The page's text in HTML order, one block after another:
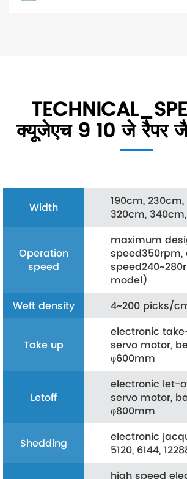
क्यूजेएच 9 10 जे रैपर
Width
190cm,
320cm,
Operation
speed
maximum
speed350rpm,
model)
Weft density
4~200 picks/
Take up
electronic
servo motor,
φ600mm
Letoff
electronic let-
servo motor,
φ800mm
Shedding
electronic
5120, 6144,
high speed